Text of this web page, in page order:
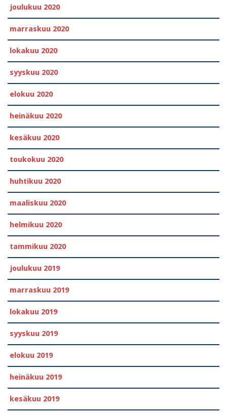
joulukuu 2020
marraskuu 2020
lokakuu 2020
syyskuu 2020
elokuu 2020
heinäkuu 2020
kesäkuu 2020
toukokuu 2020
huhtikuu 2020
maaliskuu 2020
helmikuu 2020
tammikuu 2020
joulukuu 2019
marraskuu 2019
lokakuu 2019
syyskuu 2019
elokuu 2019
heinäkuu 2019
kesäkuu 2019